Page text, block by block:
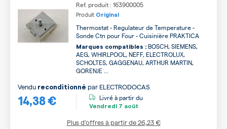
Ref. produit : 163900005
Produit Original
Thermostat - Regulateur de Temperature -
Sonde Ctn pour Four - Cuisinière PRAKTICA
Marques compatibles : BOSCH, SIEMENS,
AEG, WHIRLPOOL, NEFF, ELECTROLUX,
SCHOLTES, GAGGENAU, ARTHUR MARTIN,
GORENJE ...
14,38 €
Vendu reconditionné par ELECTRODOCAS
Livré à partir du
Vendredi 7 août
Plus d’offres à partir de26,23 €